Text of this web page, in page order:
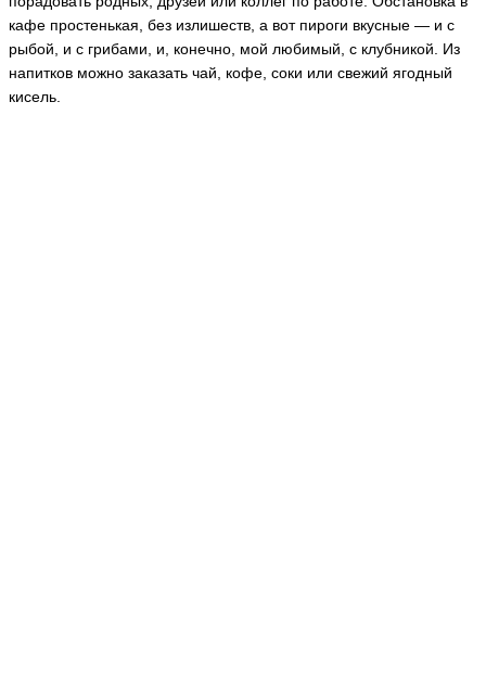
кафе простенькая, без излишеств, а вот пироги вкусные — и с
рыбой, и с грибами, и, конечно, мой любимый, с клубникой. Из
напитков можно заказать чай, кофе, соки или свежий ягодный
кисель.